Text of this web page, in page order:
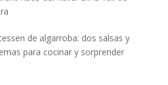
de algarroba: dos salsas y
para cocinar y sorprender